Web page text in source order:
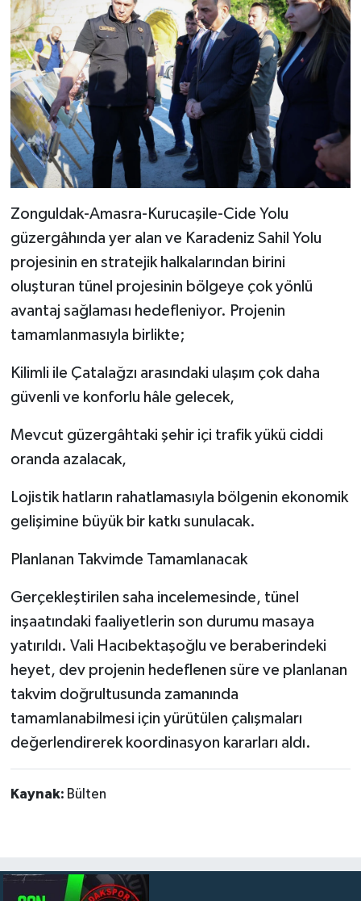
Zonguldak-Amasra-Kurucaşile-Cide Yolu
güzergâhında yer alan ve Karadeniz Sahil Yolu
projesinin en stratejik halkalarından birini
oluşturan tünel projesinin bölgeye çok yönlü
avantaj sağlaması hedefleniyor. Projenin
tamamlanmasıyla birlikte;
Kilimli ile Çatalağzı arasındaki ulaşım çok daha
güvenli ve konforlu hâle gelecek,
Mevcut güzergâhtaki şehir içi trafik yükü ciddi
oranda azalacak,
Lojistik hatların rahatlamasıyla bölgenin ekonomik
gelişimine büyük bir katkı sunulacak.
Planlanan Takvimde Tamamlanacak
Gerçekleştirilen saha incelemesinde, tünel
inşaatındaki faaliyetlerin son durumu masaya
yatırıldı. Vali Hacıbektaşoğlu ve beraberindeki
heyet, dev projenin hedeflenen süre ve planlanan
takvim doğrultusunda zamanında
tamamlanabilmesi için yürütülen çalışmaları
değerlendirerek koordinasyon kararları aldı.
Kaynak: Bülten